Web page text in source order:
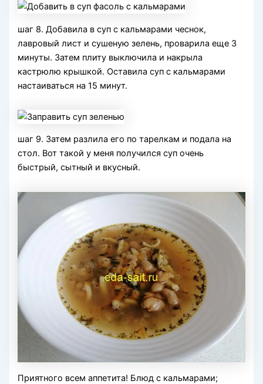
шаг 8. Добавила в суп с кальмарами чеснок,
лавровый лист и сушеную зелень, проварила еще 3
минуты. Затем плиту выключила и накрыла
кастрюлю крышкой. Оставила суп с кальмарами
настаиваться на 15 минут.
шаг 9. Затем разлила его по тарелкам и подала на
стол. Вот такой у меня получился суп очень
быстрый, сытный и вкусный.
Приятного всем аппетита! Блюд с кальмарами;